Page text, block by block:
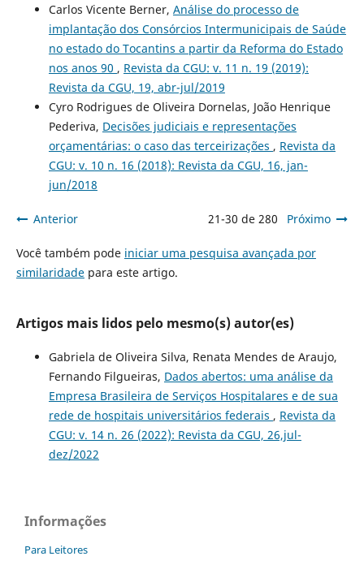
Carlos Vicente Berner, Análise do processo de
implantação dos Consórcios Intermunicipais de Saúde
no estado do Tocantins a partir da Reforma do Estado
nos anos 90 , Revista da CGU: v. 11 n. 19 (2019):
Revista da CGU, 19, abr-jul/2019
Cyro Rodrigues de Oliveira Dornelas, João Henrique
Pederiva, Decisões judiciais e representações
orçamentárias: o caso das terceirizações , Revista da
CGU: v. 10 n. 16 (2018): Revista da CGU, 16, jan-
jun/2018
Anterior 21-30 de 280 Próximo
Você também pode iniciar uma pesquisa avançada por
similaridadepara este artigo.
Artigos mais lidos pelo mesmo(s) autor(es)
Gabriela de Oliveira Silva, Renata Mendes de Araujo,
Fernando Filgueiras, Dados abertos: uma análise da
Empresa Brasileira de Serviços Hospitalares e de sua
rede de hospitais universitários federais , Revista da
CGU: v. 14 n. 26 (2022): Revista da CGU, 26,jul-
dez/2022
Informações
Para Leitores